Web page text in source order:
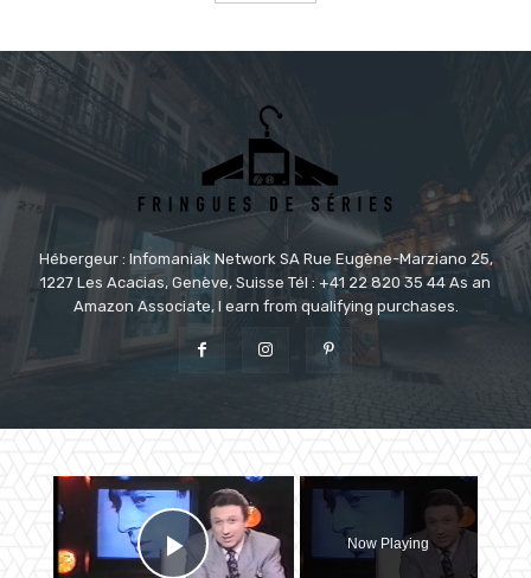
Hébergeur : Infomaniak Network SA Rue Eugène-Marziano 25,
1227 Les Acacias, Genève, Suisse Tél : +41 22 820 35 44 As an
Amazon Associate, I earn from qualifying purchases.
Now Playing